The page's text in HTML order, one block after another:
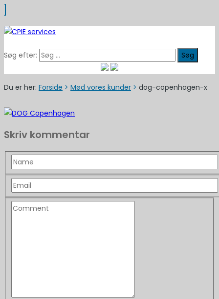
Søg efter:
Du er her: Forside > Mød vores kunder > dog-copenhagen-x
Skriv kommentar